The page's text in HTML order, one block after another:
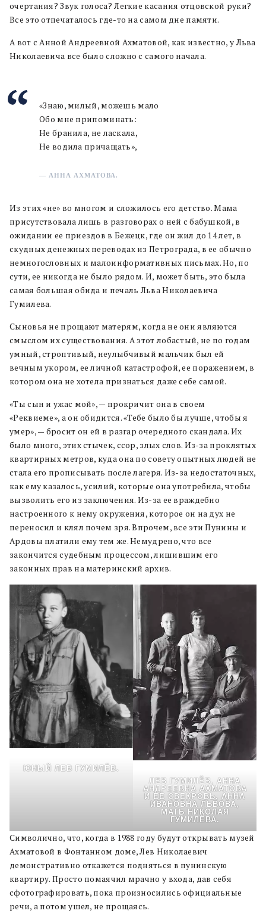
очертания? Звук голоса? Легкие касания отцовской руки?
Все это отпечаталось где-то на самом дне памяти.
А вот с Анной Андреевной Ахматовой, как известно, у Льва
Николаевича все было сложно с самого начала.
«Знаю, милый, можешь мало
Обо мне припоминать:
Не бранила, не ласкала,
Не водила причащать»,
— АННА АХМАТОВА.
Из этих «не» во многом и сложилось его детство. Мама
присутствовала лишь в разговорах о ней с бабушкой, в
ожидании ее приездов в Бежецк, где он жил до 14 лет, в
скудных денежных переводах из Петрограда, в ее обычно
немногословных и малоинформативных письмах. Но, по
сути, ее никогда не было рядом. И, может быть, это была
самая большая обида и печаль Льва Николаевича
Гумилева.
Сыновья не прощают матерям, когда не они являются
смыслом их существования. А этот лобастый, не по годам
умный, строптивый, неулыбчивый мальчик был ей
вечным укором, ее личной катастрофой, ее поражением, в
котором она не хотела признаться даже себе самой.
«Ты сын и ужас мой», — прокричит она в своем
«Реквиеме», а он обидится. «Тебе было бы лучше, чтобы я
умер», — бросит он ей в разгар очередного скандала. Их
было много, этих стычек, ссор, злых слов. Из-за проклятых
квартирных метров, куда она по совету опытных людей не
стала его прописывать после лагеря. Из-за недостаточных,
как ему казалось, усилий, которые она употребила, чтобы
вызволить его из заключения. Из-за ее враждебно
настроенного к нему окружения, которое он на дух не
переносил и клял почем зря. Впрочем, все эти Пунины и
Ардовы платили ему тем же. Немудрено, что все
закончится судебным процессом, лишившим его
законных прав на материнский архив.
ЮНЫЙ ЛЕВ ГУМИЛЁВ.
ЛЕВ ГУМИЛЁВ, АННА
АНДРЕЕВНА АХМАТОВА
И ЕЕ СВЕКРОВЬ, АННА
ИВАНОВНА ЛЬВОВА,
МАТЬ НИКОЛАЯ
ГУМИЛЁВА.
Символично, что, когда в 1988 году будут открывать музей
Ахматовой в Фонтанном доме, Лев Николаевич
демонстративно откажется подняться в пунинскую
квартиру. Просто помаячил мрачно у входа, дав себя
сфотографировать, пока произносились официальные
речи, а потом ушел, не прощаясь.